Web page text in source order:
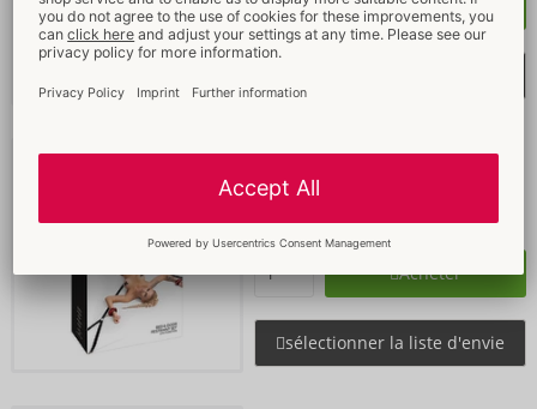
Acheter
Bed/Door Restraint Set
- ORION Brand
50066510000
PPC: 59,95 €
Acheter
sélectionner la liste d'envie